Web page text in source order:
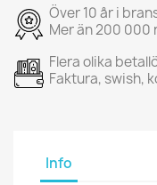
Över 10 år i
Mer än 200 000
Flera olika
Faktura, swish,
Info